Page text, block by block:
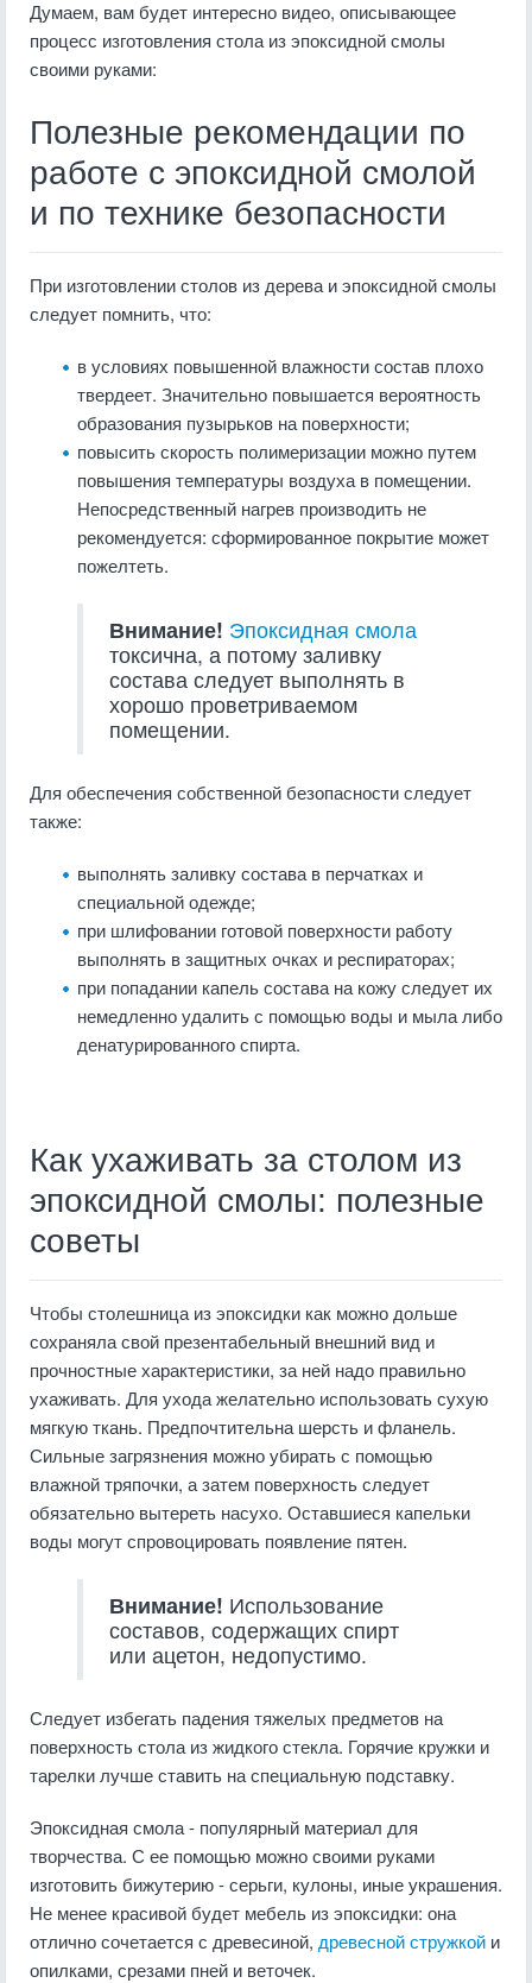
Думаем, вам будет интересно видео, описывающее
процесс изготовления стола из эпоксидной смолы
своими руками:
Полезные рекомендации по
работе с эпоксидной смолой
и по технике безопасности
При изготовлении столов из дерева и эпоксидной смолы
следует помнить, что:
в условиях повышенной влажности состав плохо
твердеет. Значительно повышается вероятность
образования пузырьков на поверхности;
повысить скорость полимеризации можно путем
повышения температуры воздуха в помещении.
Непосредственный нагрев производить не
рекомендуется: сформированное покрытие может
пожелтеть.
Внимание! Эпоксидная смола
токсична, а потому заливку
состава следует выполнять в
хорошо проветриваемом
помещении.
Для обеспечения собственной безопасности следует
также:
выполнять заливку состава в перчатках и
специальной одежде;
при шлифовании готовой поверхности работу
выполнять в защитных очках и респираторах;
при попадании капель состава на кожу следует их
немедленно удалить с помощью воды и мыла либо
денатурированного спирта.
Как ухаживать за столом из
эпоксидной смолы: полезные
советы
Чтобы столешница из эпоксидки как можно дольше
сохраняла свой презентабельный внешний вид и
прочностные характеристики, за ней надо правильно
ухаживать. Для ухода желательно использовать сухую
мягкую ткань. Предпочтительна шерсть и фланель.
Сильные загрязнения можно убирать с помощью
влажной тряпочки, а затем поверхность следует
обязательно вытереть насухо. Оставшиеся капельки
воды могут спровоцировать появление пятен.
Внимание! Использование
составов, содержащих спирт
или ацетон, недопустимо.
Следует избегать падения тяжелых предметов на
поверхность стола из жидкого стекла. Горячие кружки и
тарелки лучше ставить на специальную подставку.
Эпоксидная смола - популярный материал для
творчества. С ее помощью можно своими руками
изготовить бижутерию - серьги, кулоны, иные украшения.
Не менее красивой будет мебель из эпоксидки: она
отлично сочетается с древесиной, древесной стружкой и
опилками, срезами пней и веточек.